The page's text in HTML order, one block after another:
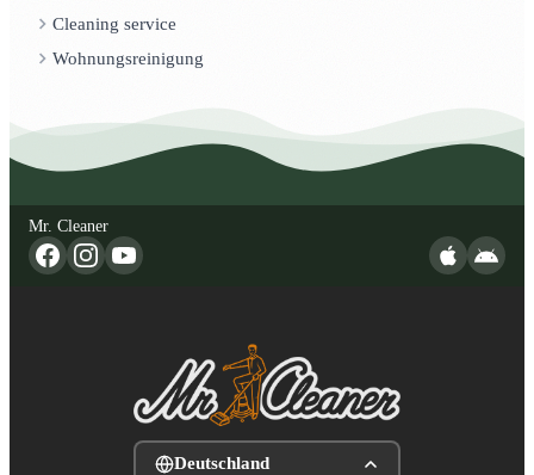
Cleaning service
Wohnungsreinigung
Mr. Cleaner
Deutschland